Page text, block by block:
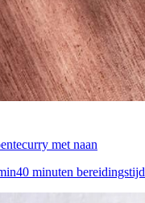
met naan
40 minuten bereidingstijd